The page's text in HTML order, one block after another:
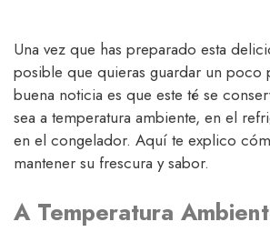
Una vez que has preparado esta
posible que quieras guardar un poco
buena noticia es que este té se
sea a temperatura ambiente, en el
en el congelador. Aquí te explico
mantener su frescura y sabor.
A Temperatura